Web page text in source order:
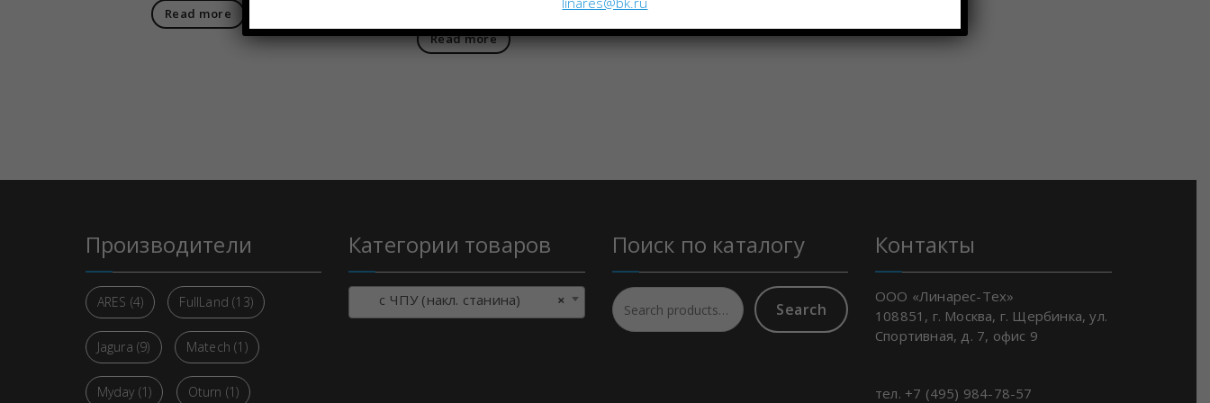
Read more
Read more
Производители
ARES (4) FullLand (13)
Jagura (9) Matech (1)
Myday (1) Oturn (1)
Категории товаров
×
с ЧПУ (накл. станина)
Поиск по каталогу
Search
for:
Search
Контакты
ООО «Линарес-Тех»
108851, г. Москва, г. Щербинка, ул.
Спортивная, д. 7, офис 9
тел. +7 (495) 984-78-57